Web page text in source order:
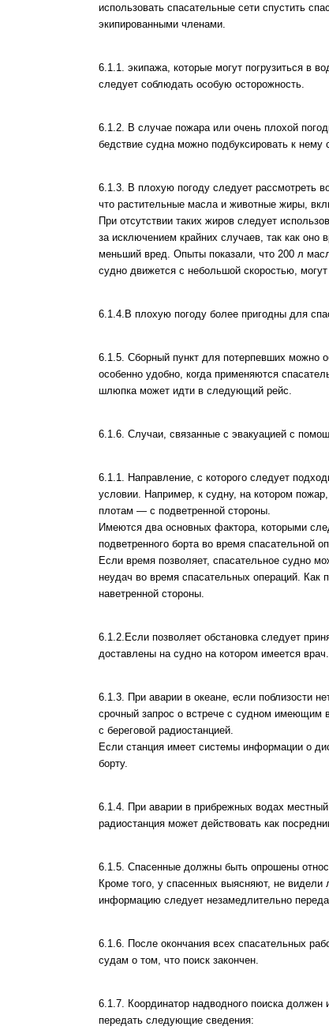
использовать спасательные сети спустить
экипированными членами.
6.1.1. экипажа, которые могут погрузиться в
следует соблюдать особую осторожность.
6.1.2. В случае пожара или очень плохой
бедствие судна можно подбуксировать к
6.1.3. В плохую погоду следует рассмотреть
что растительные масла и животные жиры,
При отсутствии таких жиров следует
за исключением крайних случаев, так как
меньший вред. Опыты показали, что 200 л
судно движется с небольшой скоростью,
6.1.4.В плохую погоду более пригодны для
6.1.5. Сборный пункт для потерпевших можно
особенно удобно, когда применяются
шлюпка может идти в следующий рейс.
6.1.6. Случаи, связанные с эвакуацией с
6.1.1. Направление, с которого следует
условии. Например, к судну, на котором
плотам — с подветренной стороны.
Имеются два основных фактора, которыми
подветренного борта во время спасательной
Если время позволяет, спасательное судно
неудач во время спасательных операций.
наветренной стороны.
6.1.2.Если позволяет обстановка следует
доставлены на судно на котором имеется врач.
6.1.3. При аварии в океане, если поблизости
срочный запрос о встрече с судном имеющим
с береговой радиостанцией.
Если станция имеет системы информации о
борту.
6.1.4. При аварии в прибрежных водах
радиостанция может действовать как
6.1.5. Спасенные должны быть опрошены
Кроме того, у спасенных выясняют, не видели
информацию следует незамедлительно
6.1.6. После окончания всех спасательных
судам о том, что поиск закончен.
6.1.7. Координатор надводного поиска
передать следующие сведения: